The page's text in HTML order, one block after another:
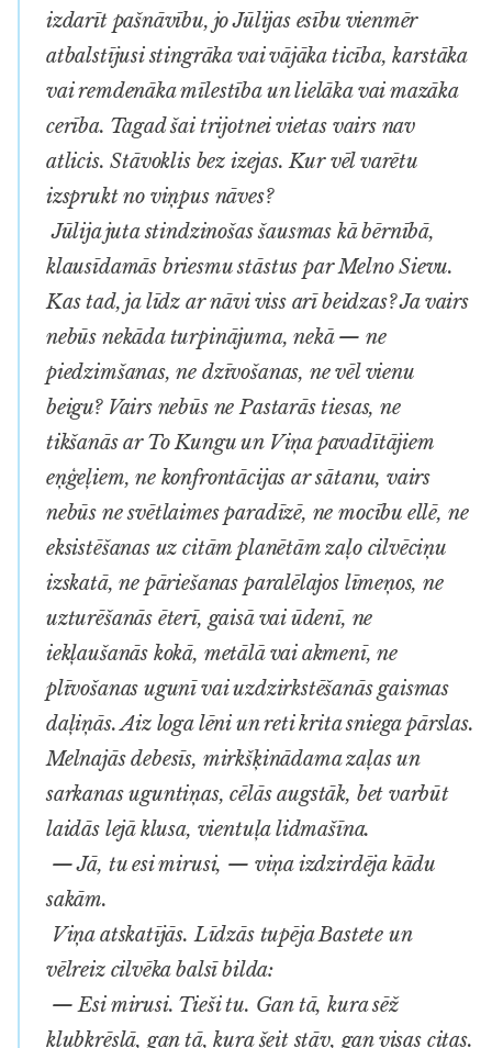
izdarīt pašnāvību, jo Jūlijas esību vienmēr
atbalstījusi stingrāka vai vājāka ticība, karstāka
vai remdenāka mīlestība un lielāka vai mazāka
cerība. Tagad šai trijotnei vietas vairs nav
atlicis. Stāvoklis bez izejas. Kur vēl varētu
izsprukt no viņpus nāves?
Jūlija juta stindzinošas šausmas kā bērnībā,
klausīdamās briesmu stāstus par Melno Sievu.
Kas tad, ja līdz ar nāvi viss arī beidzas? Ja vairs
nebūs nekāda turpinājuma, nekā — ne
piedzimšanas, ne dzīvošanas, ne vēl vienu
beigu? Vairs nebūs ne Pastarās tiesas, ne
tikšanās ar To Kungu un Viņa pavadītājiem
eņģeļiem, ne konfrontācijas ar sātanu, vairs
nebūs ne svētlaimes paradīzē, ne mocību ellē, ne
eksistēšanas uz citām planētām zaļo cilvēciņu
izskatā, ne pāriešanas paralēlajos līmeņos, ne
uzturēšanās ēterī, gaisā vai ūdenī, ne
iekļaušanās kokā, metālā vai akmenī, ne
plīvošanas ugunī vai uzdzirkstēšanās gaismas
daļiņās. Aiz loga lēni un reti krita sniega pārslas.
Melnajās debesīs, mirkšķinādama zaļas un
sarkanas uguntiņas, cēlās augstāk, bet varbūt
laidās lejā klusa, vientuļa lidmašīna.
— Jā, tu esi mirusi, — viņa izdzirdēja kādu
sakām.
Viņa atskatījās. Līdzās tupēja Bastete un
vēlreiz cilvēka balsī bilda:
— Esi mirusi. Tieši tu. Gan tā, kura sēž
klubkrēslā, gan tā, kura šeit stāv, gan visas citas.